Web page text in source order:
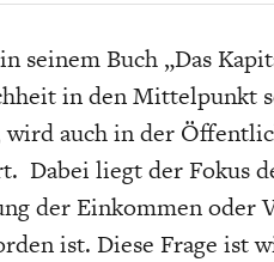
seinem Buch „Das
in den Mittelpunkt
wird auch in der
Dabei liegt der Fokus
der Einkommen oder
ist. Diese Frage ist